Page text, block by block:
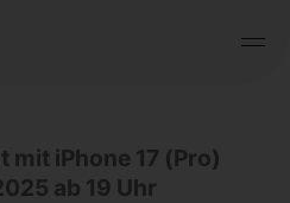
mit iPhone 17 (Pro)
ab 19 Uhr